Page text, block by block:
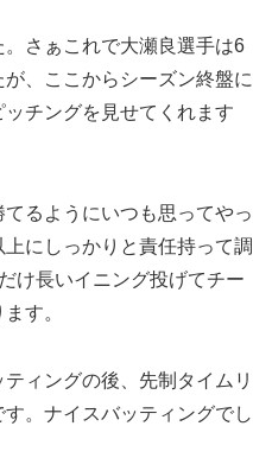
さぁこれで大瀬良選手は6
、ここからシーズン終盤に
チングを見せてくれます
てるようにいつも思ってやっ
にしっかりと責任持って調
け長いイニング投げてチー
す。
ィングの後、先制タイムリ
。ナイスバッティングでし